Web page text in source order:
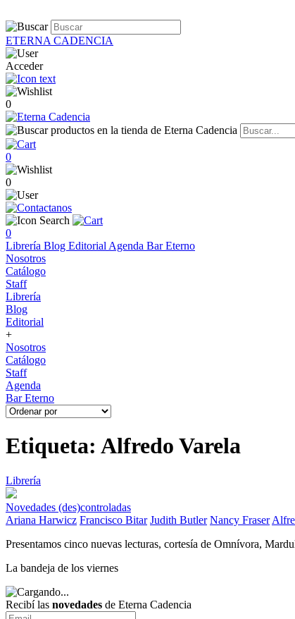
ETERNA CADENCIA
Acceder
0
0
0
0
Librería Blog Editorial Agenda Bar Eterno
Nosotros
Catálogo
Staff
Librería
Blog
Editorial
+
Nosotros
Catálogo
Staff
Agenda
Bar Eterno
Etiqueta: Alfredo Varela
Librería
Novedades (des)controladas
Ariana Harwicz Francisco Bitar Judith Butler Nancy Fraser
Presentamos cinco nuevas lecturas, cortesía de Omnívora,
La bandeja de los viernes
Recibí las novedades de Eterna Cadencia